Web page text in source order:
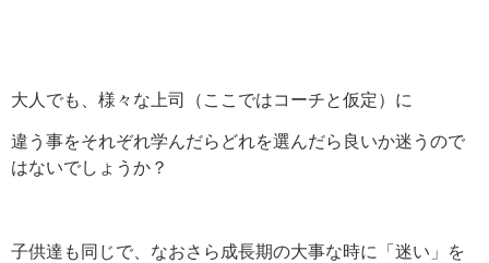
大人でも、様々な上司（ここではコーチと仮定）に
違う事をそれぞれ学んだらどれを選んだら良いか迷うので
はないでしょうか？
子供達も同じで、なおさら成長期の大事な時に「迷い」を